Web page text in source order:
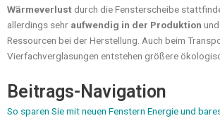
Wärmeverlust durch die Fensterscheibe
allerdings sehr aufwendig in der Produktion
Ressourcen bei der Herstellung. Auch beim
Vierfachverglasungen entstehen größere
Beitrags-Navigation
So sparen Sie mit neuen Fenstern Energie und